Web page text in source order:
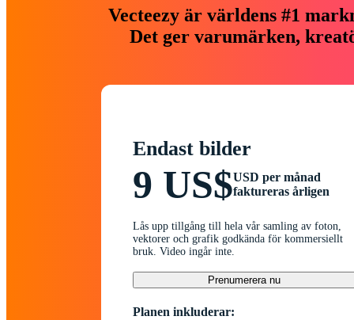
Vecteezy är världens #1
Det ger varumärken,
Endast bilder
9 US$USD per månad
faktureras årligen
Lås upp tillgång till hela vår samling av foton,
vektorer och grafik godkända för kommersiellt
bruk. Video ingår inte.
Prenumerera nu
Planen inkluderar: